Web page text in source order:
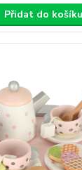
Přidat do košíku